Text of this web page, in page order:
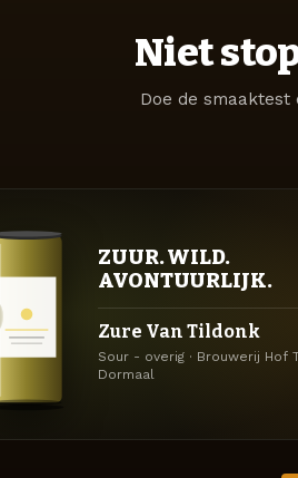
Niet
Doe de
ZUUR. WILD.
AVONTUURLIJK.
Zure Van Tildonk
Sour - overig · Brouwerij Hof
Dormaal